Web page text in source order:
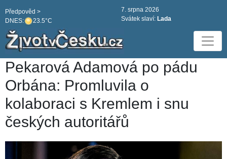
DNES: 23.5°C
Předpověd >
7. srpna 2026
Svátek slaví: Lada
Pekarová Adamová po pádu
Orbána: Promluvila o
kolaboraci s Kremlem i snu
českých autoritářů